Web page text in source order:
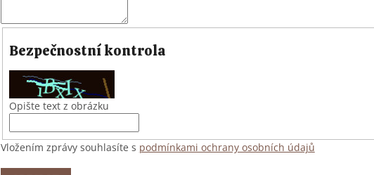
Bezpečnostní kontrola
Opište text z obrázku
Vložením zprávy souhlasíte s podmínkami ochrany osobních údajů